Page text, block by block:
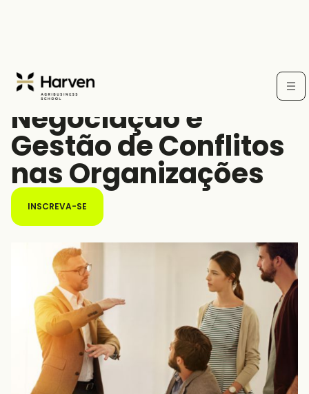
CURSO LIVRE
Negociação e
Gestão de Conflitos
nas Organizações
INSCREVA-SE